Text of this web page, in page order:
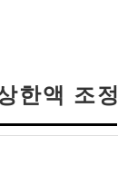
한액 조정